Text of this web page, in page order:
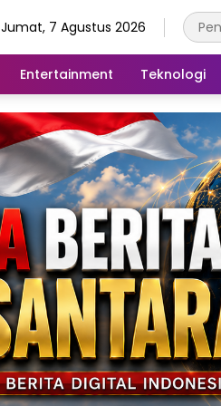
Jumat, 7 Agustus 2026
Entertainment Teknologi